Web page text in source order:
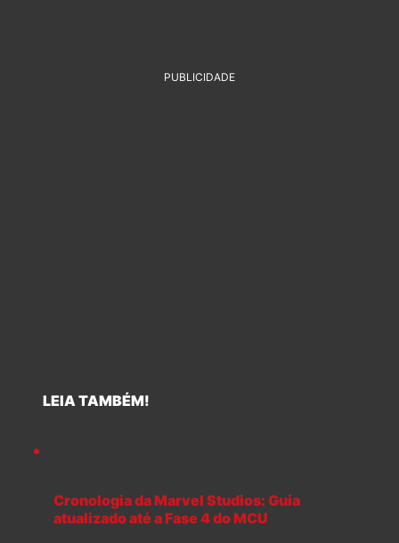
PUBLICIDADE
LEIA TAMBÉM!
Cronologia da Marvel Studios: Guia
atualizado até a Fase 4 do MCU